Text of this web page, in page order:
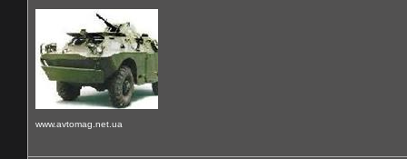
www.avtomag.net.ua